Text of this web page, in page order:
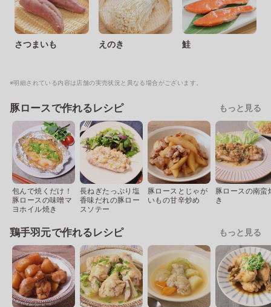
さつまいも えのき 鮭
※明細されている内容は店舗の実売状況と異なる場合がございます。
豚ロースで作れるレシピ もっと見る
包んで焼くだけ！
豚ロースの味噌マ
ヨホイル焼き
長ねぎたっぷり塩
香味だれの豚ロー
スソテー
豚ロースとじゃが
いもの甘辛炒め
豚ロースの南蛮
き
鶏手羽元で作れるレシピ もっと見る